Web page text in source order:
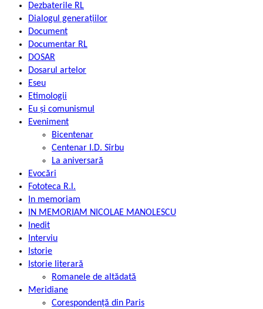
Dezbaterile RL
Dialogul generațiilor
Document
Documentar RL
DOSAR
Dosarul artelor
Eseu
Etimologii
Eu și comunismul
Eveniment
Bicentenar
Centenar I.D. Sîrbu
La aniversară
Evocări
Fototeca R.l.
In memoriam
IN MEMORIAM NICOLAE MANOLESCU
Inedit
Interviu
Istorie
Istorie literară
Romanele de altădată
Meridiane
Corespondență din Paris